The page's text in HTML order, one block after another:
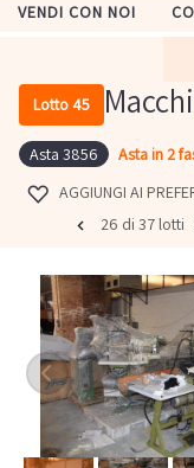
VENDI CON NOI
Lotto 45
Asta 3856 Asta in 2
AGGIUNGI AI
26 di 37 lotti